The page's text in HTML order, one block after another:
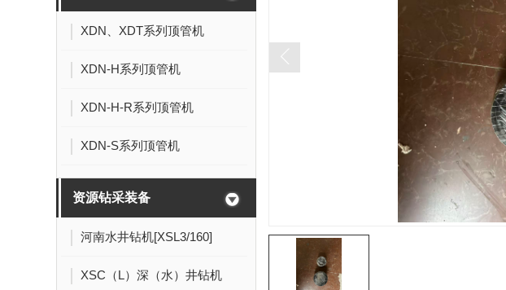
XDN、XDT系列顶管机
XDN-H系列顶管机
XDN-H-R系列顶管机
XDN-S系列顶管机
资源钻采装备
河南水井钻机[XSL3/160]
XSC（L）深（水）井钻机